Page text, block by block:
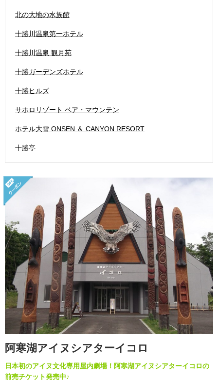
北の大地の水族館
十勝川温泉第一ホテル
十勝川温泉 観月苑
十勝ガーデンズホテル
十勝ヒルズ
サホロリゾート ベア・マウンテン
ホテル大雪 ONSEN ＆ CANYON RESORT
十勝亭
阿寒湖アイヌシアターイコロ
日本初のアイヌ文化専用屋内劇場！阿寒湖アイヌシアターイコロの
前売チケット発売中♪